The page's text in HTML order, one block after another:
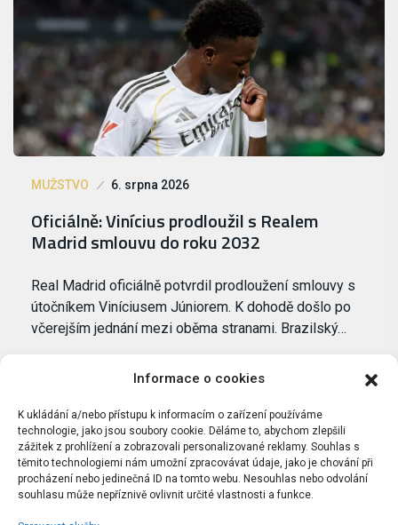
Informace o cookies
K ukládání a/nebo přístupu k informacím o zařízení používáme
technologie, jako jsou soubory cookie. Děláme to, abychom zlepšili
zážitek z prohlížení a zobrazovali personalizované reklamy. Souhlas s
těmito technologiemi nám umožní zpracovávat údaje, jako je chování při
procházení nebo jedinečná ID na tomto webu. Nesouhlas nebo odvolání
souhlasu může nepříznivě ovlivnit určité vlastnosti a funkce.
MUŽSTVO 6. srpna 2026
Oficiálně: Vinícius prodloužil s Realem
Madrid smlouvu do roku 2032
Real Madrid oficiálně potvrdil prodloužení smlouvy s
útočníkem Viníciusem Júniorem. K dohodě došlo po
včerejším jednání mezi oběma stranami. Brazilský…